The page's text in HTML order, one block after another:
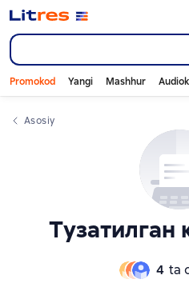
Promokod Yangi Mashhur
Asosiy
Тузатилган
4 ta
Слайдер с книгами